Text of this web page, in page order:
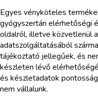
Egyes vényköteles
gyógyszertári elérhetőségi
oldalról, illetve közvetlenül
adatszolgáltatásából
tájékoztató jellegűek, és
készleten lévő
és készletadatok
nem vállalunk.